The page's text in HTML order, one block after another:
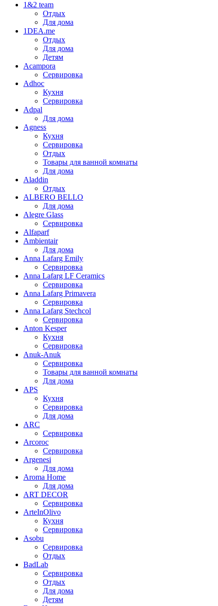
1&2 team
Отдых
Для дома
1DEA.me
Отдых
Для дома
Детям
Acampora
Сервировка
Adhoc
Кухня
Сервировка
Adpal
Для дома
Agness
Кухня
Сервировка
Отдых
Товары для ванной комнаты
Для дома
Aladdin
Отдых
ALBERO BELLO
Для дома
Alegre Glass
Сервировка
Alfaparf
Ambientair
Для дома
Anna Lafarg Emily
Сервировка
Anna Lafarg LF Ceramics
Сервировка
Anna Lafarg Primavera
Сервировка
Anna Lafarg Stechcol
Сервировка
Anton Kesper
Кухня
Сервировка
Anuk-Anuk
Сервировка
Товары для ванной комнаты
Для дома
APS
Кухня
Сервировка
Для дома
ARC
Сервировка
Arcoroc
Сервировка
Argenesi
Для дома
Aroma Home
Для дома
ART DECOR
Сервировка
ArteInOlivo
Кухня
Сервировка
Asobu
Сервировка
Отдых
BadLab
Сервировка
Отдых
Для дома
Детям